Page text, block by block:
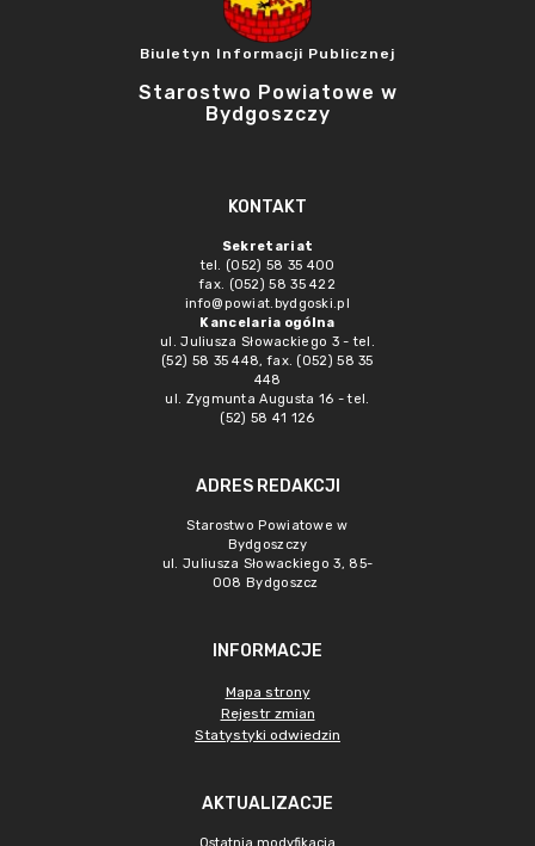
Biuletyn Informacji Publicznej
Starostwo Powiatowe w
Bydgoszczy
KONTAKT
Sekretariat
tel. (052) 58 35 400
fax. (052) 58 35 422
info@powiat.bydgoski.pl
Kancelaria ogólna
ul. Juliusza Słowackiego 3 - tel.
(52) 58 35 448, fax. (052) 58 35
448
ul. Zygmunta Augusta 16 - tel.
(52) 58 41 126
ADRES REDAKCJI
Starostwo Powiatowe w
Bydgoszczy
ul. Juliusza Słowackiego 3, 85-
008 Bydgoszcz
INFORMACJE
Mapa strony
Rejestr zmian
Statystyki odwiedzin
AKTUALIZACJE